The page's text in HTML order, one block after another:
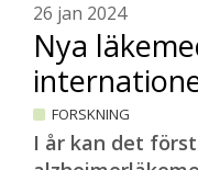
26 jan 2024
Nya
FORSKNING
I år kan det